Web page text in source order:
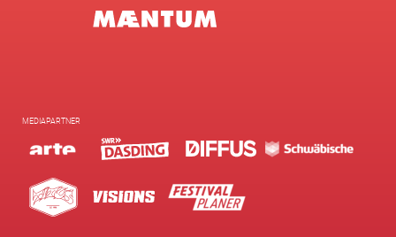
MEDIAPARTNER